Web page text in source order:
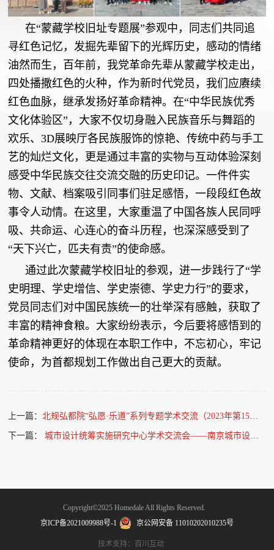
在“蒙藏学校旧址专题展”参观中，同志们共同追
寻红色记忆，发掘先辈留下的光辉历史，感动的情绪
油然而生，百年前，我党革命先辈从蒙藏学校走出，
四处播撒红色的火种，作为新时代党员，我们应赓续
红色血脉，继承发扬好革命精神。在“中华民族优秀
文化体验区”，大家不仅切身融入民族音乐与舞蹈的
欢乐、3D展映厅各民族服饰的惊艳、传统中药与手工
艺的灿烂文化，更是通过丰富的实物与互动体验深刻
感受中华民族交往交流交融的历史印记。一件件实
物、文献、档案吸引同事们驻足感悟，一段段红色故
事令人动情。在这里，大家重温了中国各族人民同呼
吸、共命运、心连心的奋斗历程，也深深感受到了
“天下兴亡，匹夫有责”的使命感。
通过此次蒙藏学校旧址的参观，进一步践行了“学
史明理、学史增信、学史崇德、学史力行”的要求，
党员同志们对中国民族统一的壮举深有感触，获取了
丰富的精神食粮。大家纷纷表示，今后要将感悟到的
革命精神更好的体现在本职工作中，不忘初心，牢记
使命，为首都规划工作做出自己更大的贡献。
上一篇：北规弘都院“弘愿·乐道”系列专题学术交流（2023年第15期）——立法学视角下的城市更新条例创制要点探究
下一篇：城市设计统筹实施研究中心学术交流会——南京城市设计工作介绍和有关问题的思考
Copyright©2025 Homedale All Rights Reserved.
京ICP备2021009988号-1
京公网安备 11010202010235号
技术支持：百川互动